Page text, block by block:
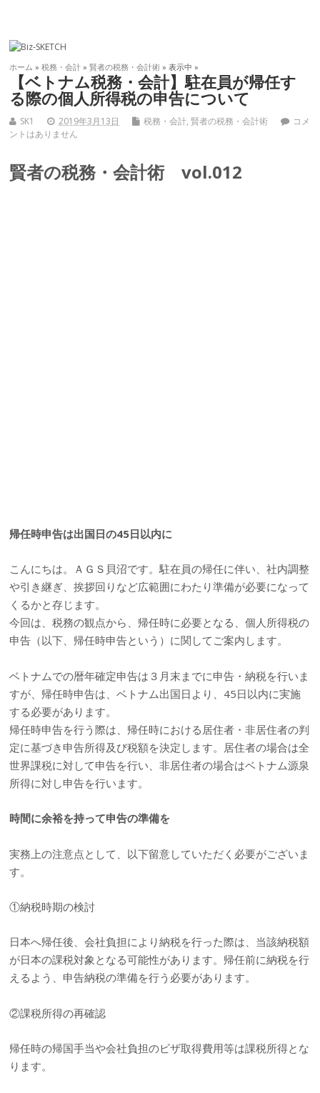
ホーム »税務・会計 »賢者の税務・会計術 » 表示中 »
【ベトナム税務・会計】駐在員が帰任す
る際の個人所得税の申告について
SK1 2019年3月13日 税務・会計, 賢者の税務・会計術
コメ
ントはありません
賢者の税務・会計術 vol.012
帰任時申告は出国日の45日以内に
こんにちは。ＡＧＳ貝沼です。駐在員の帰任に伴い、社内調整
や引き継ぎ、挨拶回りなど広範囲にわたり準備が必要になって
くるかと存じます。
今回は、税務の観点から、帰任時に必要となる、個人所得税の
申告（以下、帰任時申告という）に関してご案内します。
ベトナムでの暦年確定申告は３月末までに申告・納税を行いま
すが、帰任時申告は、ベトナム出国日より、45日以内に実施
する必要があります。
帰任時申告を行う際は、帰任時における居住者・非居住者の判
定に基づき申告所得及び税額を決定します。居住者の場合は全
世界課税に対して申告を行い、非居住者の場合はベトナム源泉
所得に対し申告を行います。
時間に余裕を持って申告の準備を
実務上の注意点として、以下留意していただく必要がございま
す。
①納税時期の検討
日本へ帰任後、会社負担により納税を行った際は、当該納税額
が日本の課税対象となる可能性があります。帰任前に納税を行
えるよう、申告納税の準備を行う必要があります。
②課税所得の再確認
帰任時の帰国手当や会社負担のビザ取得費用等は課税所得とな
ります。